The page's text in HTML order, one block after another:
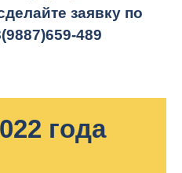
заявку по
489
года